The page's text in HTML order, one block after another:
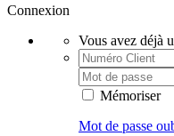
Connexion
Vous avez déjà
Mémoriser
Mot de passe